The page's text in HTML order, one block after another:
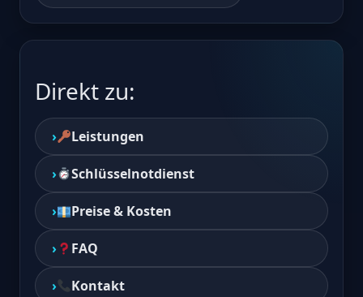
Direkt zu:
Leistungen
Schlüsselnotdienst
Preise & Kosten
FAQ
Kontakt